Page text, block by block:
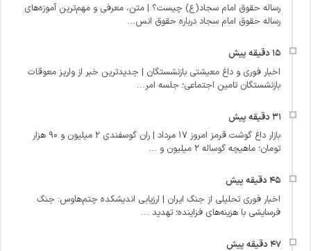
رساله حقوق امام سجاد(ع) چیست؟ | متن، معرفی و مهم‌ترین آموزه‌های
رساله حقوق امام سجاد درباره حقوق انس...
اخبار فوری و داغ معیشتی بازنشستگان | جدیدترین خبر از واریز معوقات
بازنشستگان تامین اجتماعی؛ جلسه امر...
بازار داغ گوشت قرمز امروز ۱۷ مرداد | ران گوسفندی ۲ میلیون و ۹۰ هزار
تومان؛ ماهیچه گوساله ۲ میلیون و ...
اخبار فوری تحلیلی از جنگ ایران | ارزیابی اندیشکده چتم‌هاوس: جنگ
فرسایشی با هزینه‌های فزاینده؛ تهدید ...